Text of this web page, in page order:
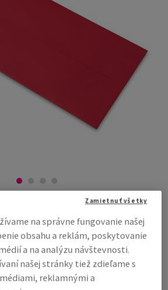
bez okienka, Curious Skin,
strip, Straight Flap, 135g/m2, bezdrevný
na správne fungovanie našej
obsahu a reklám, poskytovanie
a na analýzu návštevnosti.
našej stránky tiež zdieľame s
reklamnými a
Zamietnuť všetky